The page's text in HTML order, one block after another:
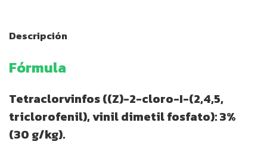
Descripción
Fórmula
Tetraclorvinfos ((Z)-2-cloro-I-(2,4,5,
triclorofenil), vinil dimetil fosfato): 3%
(30 g/kg).